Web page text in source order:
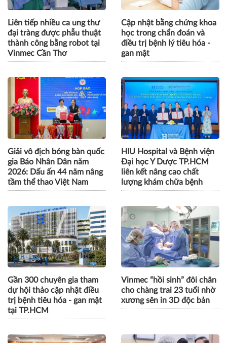
Liên tiếp nhiều ca ung thư
đại tràng được phẫu thuật
thành công bằng robot tại
Vinmec Cần Thơ
Cập nhật bằng chứng khoa
học trong chẩn đoán và
điều trị bệnh lý tiêu hóa -
gan mật
Giải vô địch bóng bàn quốc
gia Báo Nhân Dân năm
2026: Dấu ấn 44 năm nâng
tầm thể thao Việt Nam
HIU Hospital và Bệnh viện
Đại học Y Dược TP.HCM
liên kết nâng cao chất
lượng khám chữa bệnh
Gần 300 chuyên gia tham
dự hội thảo cập nhật điều
trị bệnh tiêu hóa - gan mật
tại TP.HCM
Vinmec “hồi sinh” đôi chân
cho chàng trai 23 tuổi nhờ
xương sên in 3D độc bản